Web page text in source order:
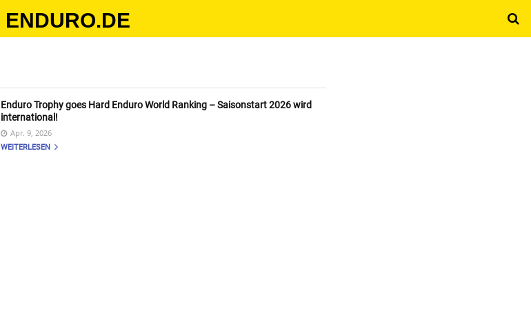
ENDURO.DE
Enduro Trophy goes Hard Enduro World Ranking – Saisonstart 2026 wird
international!
Apr. 9, 2026
WEITERLESEN